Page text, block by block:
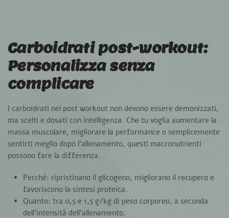
Carboidrati post-workout:
Personalizza senza
complicare
I carboidrati nel post workout non devono essere demonizzati,
ma scelti e dosati con intelligenza. Che tu voglia aumentare la
massa muscolare, migliorare la performance o semplicemente
sentirti meglio dopo l’allenamento, questi macronutrienti
possono fare la differenza.
Perché: ripristinano il glicogeno, migliorano il recupero e
favoriscono la sintesi proteica.
Quanto: tra 0,5 e 1,5 g/kg di peso corporeo, a seconda
dell’intensità dell’allenamento.